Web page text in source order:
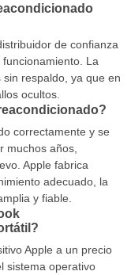
de confianza
La
respaldo, ya que en
ocultos.
correctamente y se
muchos años,
Apple fabrica
adecuado, la
y fiable.
Apple a un precio
sistema operativo